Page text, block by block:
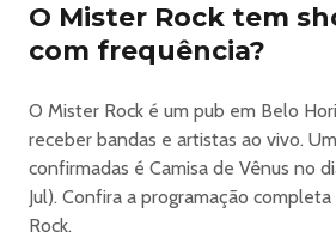
* Evento com 2 palcos
* Praça de Alimentação
* Permitido a entrada de menores de
acompanhados dos pais e com
* Espaço Kids fica na área externa
evento.
* Teremos venda de copos do evento
O Mister Rock tem
com frequência?
O Mister Rock é um pub em Belo
receber bandas e artistas ao vivo.
confirmadas é Camisa de Vênus no
Jul). Confira a programação
Rock.